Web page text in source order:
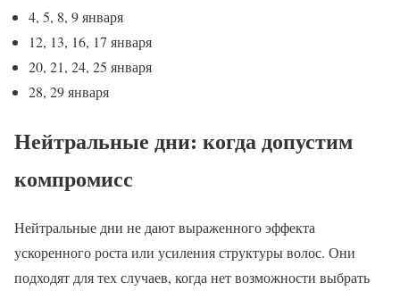
4, 5, 8, 9 января
12, 13, 16, 17 января
20, 21, 24, 25 января
28, 29 января
Нейтральные дни: когда допустим
компромисс
Нейтральные дни не дают выраженного эффекта
ускоренного роста или усиления структуры волос. Они
подходят для тех случаев, когда нет возможности выбрать